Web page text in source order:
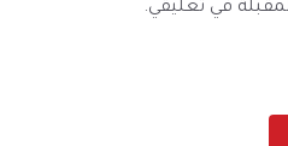
في تعليقي.